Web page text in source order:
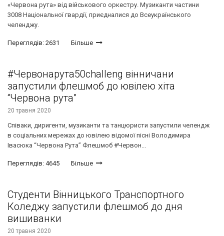
«Червона рута» від військового оркестру. Музиканти частини
3008 Національної гвардії, приєдналися до Всеукраїнського
челенджу.
Переглядів: 2631 Більше
#Червонарута50challeng вінничани
запустили флешмоб до ювілею хіта
“Червона рута”
20 травня 2020
Співаки, диригенти, музиканти та танцюристи запустили челендж
в соціальних мережах до ювілею відомої пісні Володимира
Івасюка “Червона Рута” Флешмоб #Червон...
Переглядів: 4645 Більше
Студенти Вінницького Транспортного
Коледжу запустили флешмоб до дня
вишиванки
20 травня 2020